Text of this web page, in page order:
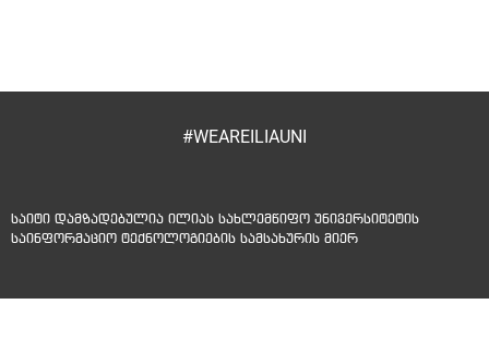
#WEAREILIAUNI
საიტი დამზადებულია ილიას სახლემწიფო უნივერსიტეტის
საინფორმაციო ტექნოლოგიების სამსახურის მიერ